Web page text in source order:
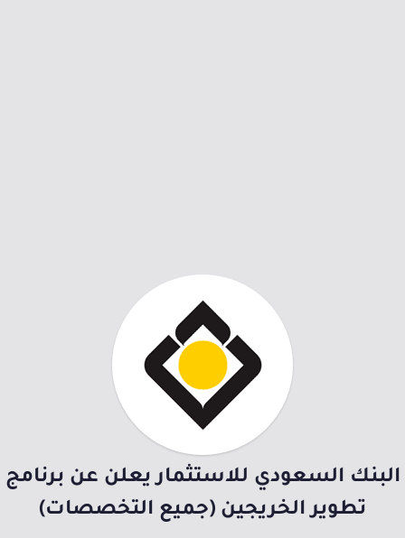
البنك السعودي للاستثمار يعلن عن برنامج
تطوير الخريجين (جميع التخصصات)